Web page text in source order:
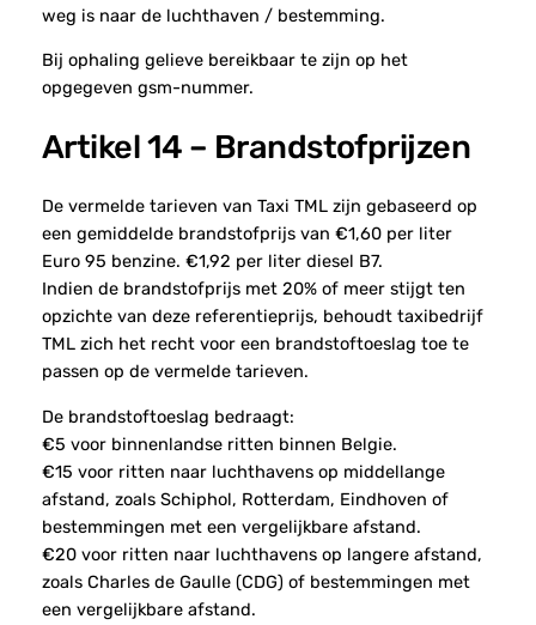
weg is naar de luchthaven / bestemming.
Bij ophaling gelieve bereikbaar te zijn op het
opgegeven gsm-nummer.
Artikel 14 – Brandstofprijzen
De vermelde tarieven van Taxi TML zijn gebaseerd op
een gemiddelde brandstofprijs van €1,60 per liter
Euro 95 benzine. €1,92 per liter diesel B7.
Indien de brandstofprijs met 20% of meer stijgt ten
opzichte van deze referentieprijs, behoudt taxibedrijf
TML zich het recht voor een brandstoftoeslag toe te
passen op de vermelde tarieven.
De brandstoftoeslag bedraagt:
€5 voor binnenlandse ritten binnen Belgie.
€15 voor ritten naar luchthavens op middellange
afstand, zoals Schiphol, Rotterdam, Eindhoven of
bestemmingen met een vergelijkbare afstand.
€20 voor ritten naar luchthavens op langere afstand,
zoals Charles de Gaulle (CDG) of bestemmingen met
een vergelijkbare afstand.